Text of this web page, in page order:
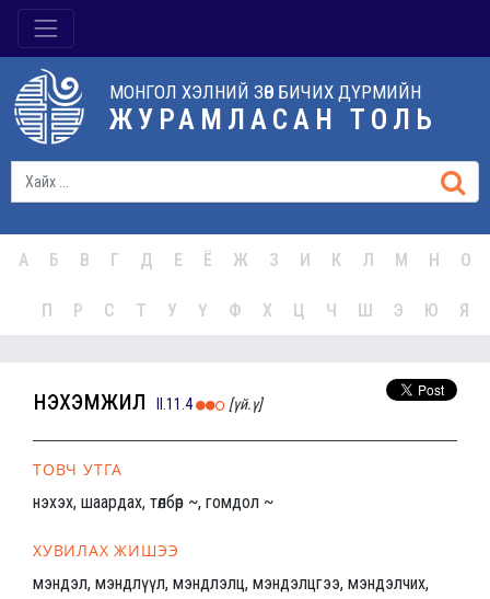
МОНГОЛ ХЭЛНИЙ ЗӨВ БИЧИХ ДҮРМИЙН
ЖУРАМЛАСАН ТОЛЬ
А Б В Г Д Е Ё Ж З И К Л М Н О
П Р С Т У Ү Ф Х Ц Ч Ш Э Ю Я
нэхэмжил II.11.4 [үй.ү]
ТОВЧ УТГА
нэхэх, шаардах, төлбөр ~, гомдол ~
ХУВИЛАХ ЖИШЭЭ
мэндэл, мэндлүүл, мэндлэлц, мэндэлцгээ, мэндэлчих,